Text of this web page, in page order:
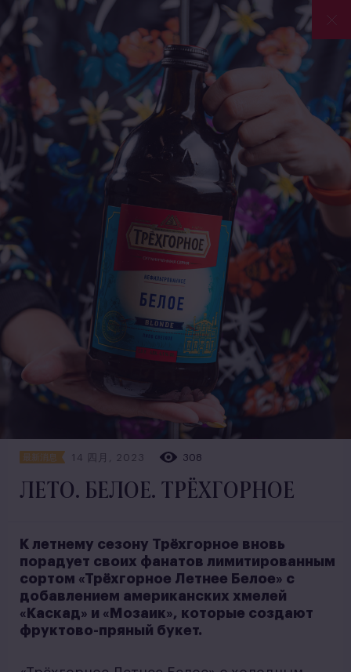
最新消息 14 四月, 2023 308
ЛЕТО. БЕЛОЕ. ТРЁХГОРНОЕ
К летнему сезону Трёхгорное вновь
порадует своих фанатов лимитированным
сортом «Трёхгорное Летнее Белое» с
добавлением американских хмелей
«Каскад» и «Мозаик», которые создают
фруктово-пряный букет.